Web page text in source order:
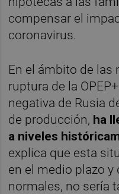
compensar el
coronavirus.
En el ámbito de las
ruptura de la
negativa de Rusia
de producción, ha
a niveles
explica que esta
en el medio plazo y
normales, no sería